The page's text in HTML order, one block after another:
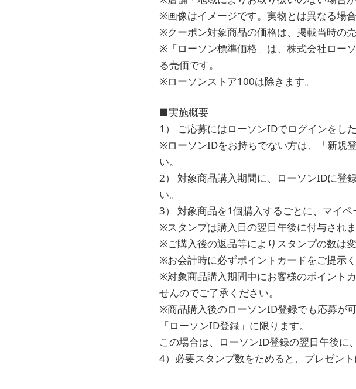
※画像はイメージです。実物とは異なる場合
※クーポン対象商品の価格は、掲載当時の
※「ローソン標準価格」は、株式会社ロー
る売価です。
※ローソンストア100は除きます。
■実施概要
1） ご応募にはローソンIDでログインをし
※ローソンIDをお持ちでない方は、「新規
い。
2） 対象商品購入期間に、ローソンIDに登
い。
3） 対象商品を1個購入するごとに、マイペ
※スタンプは購入日の翌日午後に付与され
※ご購入後の返品等によりスタンプの数は
※お会計時に必ずポイントカードをご提示く
※対象商品購入期間中にお客様のポイント
せんのでご了承ください。
※商品購入後のローソンID登録でも応募が
「ローソンID登録」に限ります。
この場合は、ローソンID登録の翌日午後に
4）必要スタンプ数をためると、プレゼント